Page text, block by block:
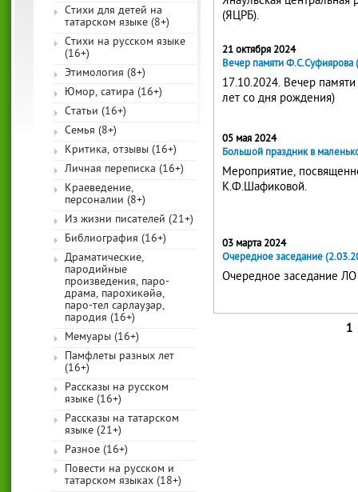
(ЯЦРБ).
21 октября 2024
Вечер памяти Ф.С.Суфиярова
17.10.2024. Вечер
лет со дня рождения)
05 мая 2024
Большой праздник в
Мероприятие,
К.Ф.Шафиковой.
03 марта 2024
Очередное заседание
Очередное заседание
1
Стихи для детей на
татарском языке (8+)
Стихи на русском языке
(16+)
Этимология (8+)
Юмор, сатира (16+)
Статьи (16+)
Семья (8+)
Критика, отзывы (16+)
Личная переписка (16+)
Краеведение,
персоналии (8+)
Из жизни писателей (21+)
Библиография (16+)
Драматические,
пародийные
произведения, паро-
драма, парохикәйә,
паро-тел сарлауҙар,
пародия (16+)
Мемуары (16+)
Памфлеты разных лет
(16+)
Рассказы на русском
языке (16+)
Рассказы на татарском
языке (21+)
Разное (16+)
Повести на русском и
татарском языках (18+)